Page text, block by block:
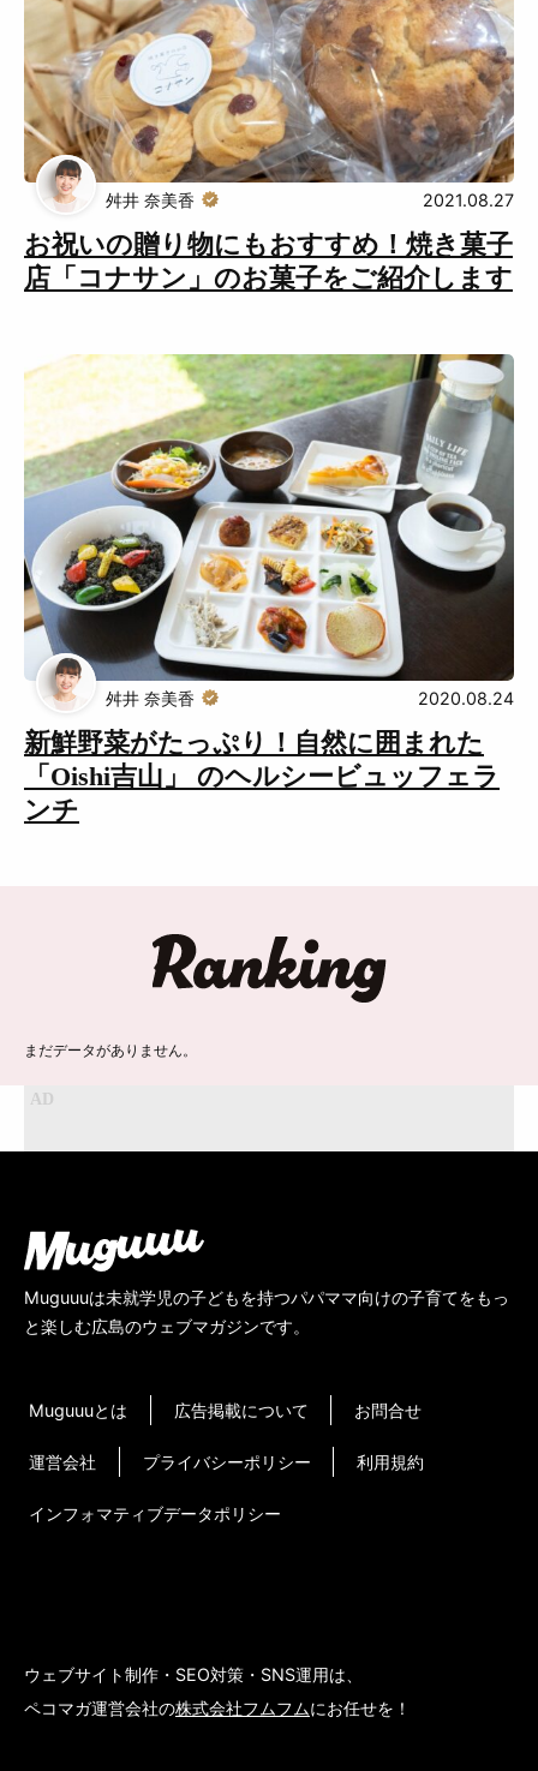
お祝いの贈り物にもおすすめ！焼き菓子
店「コナサン」のお菓子をご紹介します
舛井 奈美香 2021.08.27
新鮮野菜がたっぷり！自然に囲まれた
「Oishi吉山」 のヘルシービュッフェラ
ンチ
舛井 奈美香 2020.08.24
まだデータがありません。
Muguuuは未就学児の子どもを持つパパママ向けの子育てをもっ
と楽しむ広島のウェブマガジンです。
Muguuuとは 広告掲載について お問合せ
運営会社 プライバシーポリシー 利用規約
インフォマティブデータポリシー
ウェブサイト制作・SEO対策・SNS運用は、
ペコマガ運営会社の株式会社フムフムにお任せを！